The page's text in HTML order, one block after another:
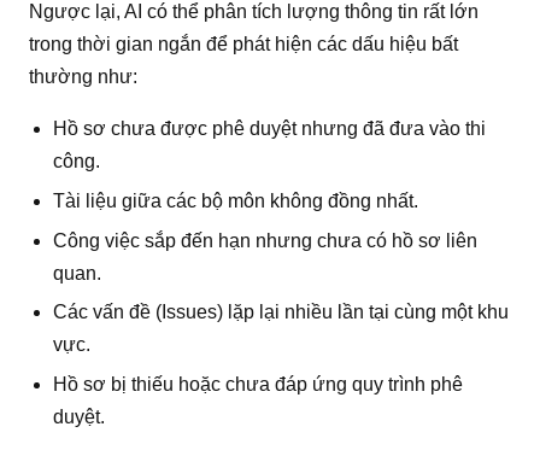
Ngược lại, AI có thể phân tích lượng thông tin rất lớn
trong thời gian ngắn để phát hiện các dấu hiệu bất
thường như:
Hồ sơ chưa được phê duyệt nhưng đã đưa vào thi
công.
Tài liệu giữa các bộ môn không đồng nhất.
Công việc sắp đến hạn nhưng chưa có hồ sơ liên
quan.
Các vấn đề (Issues) lặp lại nhiều lần tại cùng một khu
vực.
Hồ sơ bị thiếu hoặc chưa đáp ứng quy trình phê
duyệt.